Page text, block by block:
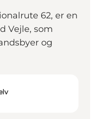
62, er en
Vejle, som
og